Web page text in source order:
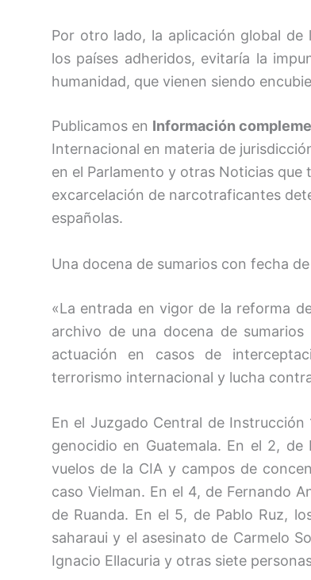
Por otro lado, la aplicación global
los países adheridos, evitaría la
humanidad, que vienen siendo
Publicamos en Información
Internacional en materia de
en el Parlamento y otras Noticias
excarcelación de narcotraficantes
españolas.
Una docena de sumarios con fecha
«La entrada en vigor de la reforma
archivo de una docena de
actuación en casos de
terrorismo internacional y lucha
En el Juzgado Central de Instrucción
genocidio en Guatemala. En el 2,
vuelos de la CIA y campos de
caso Vielman. En el 4, de Fernando
de Ruanda. En el 5, de Pablo Ruz,
saharaui y el asesinato de Carmelo
Ignacio Ellacuria y otras siete